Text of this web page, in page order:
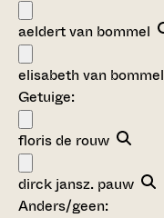
aeldert van bommel
elisabeth van bommel
Getuige:
floris de rouw
dirck jansz. pauw
Anders/geen: